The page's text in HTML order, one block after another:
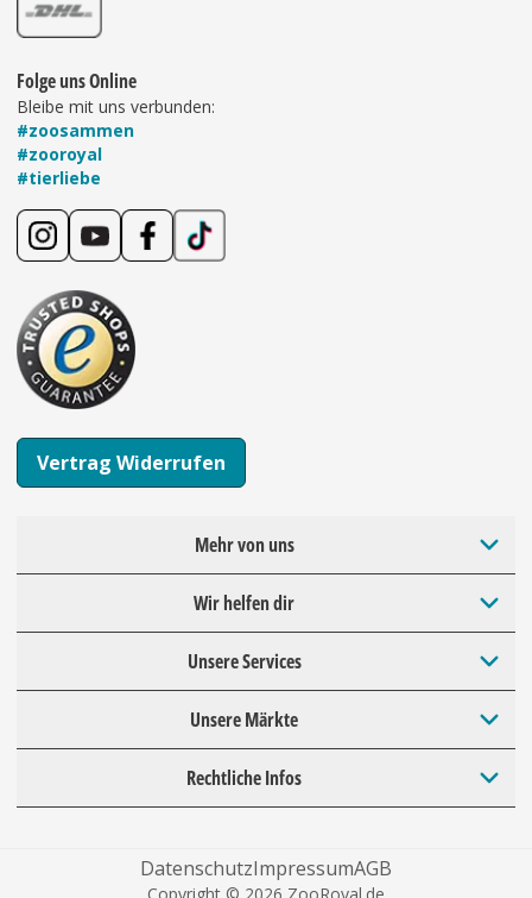
Folge uns Online
Bleibe mit uns verbunden:
#zoosammen
#zooroyal
#tierliebe
Vertrag Widerrufen
Mehr von uns
Wir helfen dir
Unsere Services
Unsere Märkte
Rechtliche Infos
DatenschutzImpressumAGB
Copyright © 2026 ZooRoyal.de